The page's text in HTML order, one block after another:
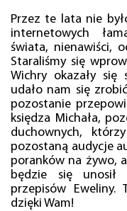
Przez te lata nie
internetowych
świata, nienawiści,
Staraliśmy się
Wichry okazały
udało nam się
pozostanie
księdza Michała,
duchownych,
pozostaną audycje
poranków na żywo,
będzie się unosił
przepisów
dzięki Wam!